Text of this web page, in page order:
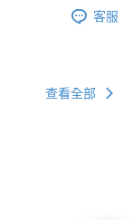
客服
查看全部